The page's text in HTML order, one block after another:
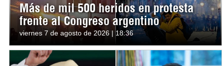
Más de mil 500 heridos en protesta
frente al Congreso argentino
viernes 7 de agosto de 2026 | 18:36